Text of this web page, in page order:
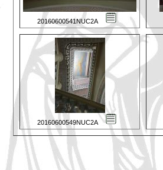
20160600541NUC2A
20160600549NUC2A